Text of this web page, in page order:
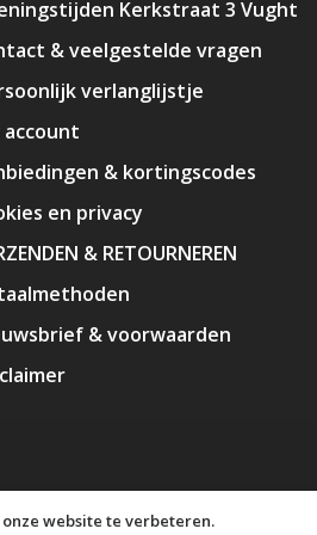
Kerkstraat 3 Vught
& veelgestelde vragen
verlanglijstje
account
& kortingscodes
en privacy
& RETOURNEREN
& voorwaarden
website te verbeteren.